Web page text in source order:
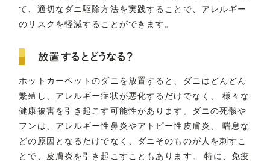
て、適切なダニ駆除方法を実践することで、アレルギー
のリスクを軽減することができます。
放置するとどうなる？
ホットカーペットのダニを放置すると、ダニはどんどん
繁殖し、アレルギー症状が悪化するだけでなく、 様々な
健康被害を引き起こす可能性があります。ダニの死骸や
フンは、アレルギー性鼻炎やアトピー性皮膚炎、 喘息な
どの原因となるだけでなく、ダニそのものが人を刺すこ
とで、皮膚炎を引き起こすこともあります。 特に、免疫